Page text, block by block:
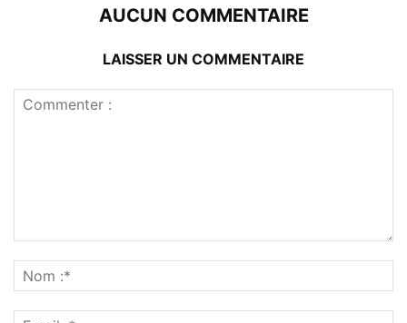
AUCUN COMMENTAIRE
LAISSER UN COMMENTAIRE